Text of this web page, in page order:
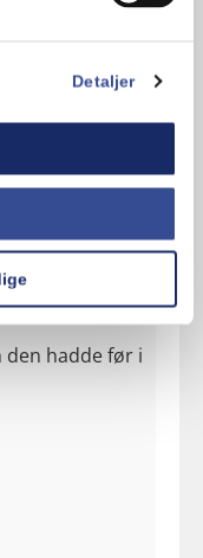
Detaljer
den hadde før i